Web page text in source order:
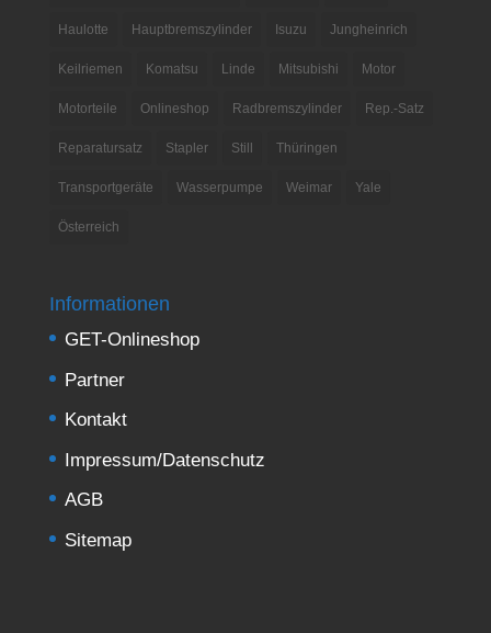
Haulotte Hauptbremszylinder Isuzu Jungheinrich
Keilriemen Komatsu Linde Mitsubishi Motor
Motorteile Onlineshop Radbremszylinder Rep.-Satz
Reparatursatz Stapler Still Thüringen
Transportgeräte Wasserpumpe Weimar Yale
Österreich
Informationen
GET-Onlineshop
Partner
Kontakt
Impressum/Datenschutz
AGB
Sitemap